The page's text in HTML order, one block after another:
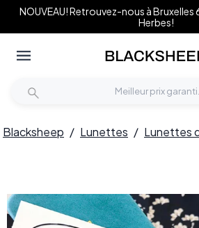
NOUVEAU! Retrouvez-nous à Bruxelles
Herbes!
Blacksheep / Lunettes / Lunettes